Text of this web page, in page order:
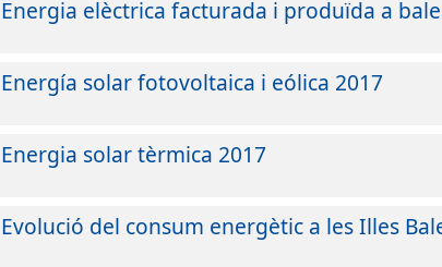
Energia elèctrica facturada i produïda a
Energía solar fotovoltaica i eólica 2017
Energia solar tèrmica 2017
Evolució del consum energètic a les Illes